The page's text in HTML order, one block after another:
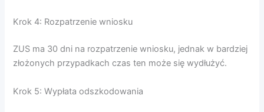
Krok 4: Rozpatrzenie wniosku
ZUS ma 30 dni na rozpatrzenie wniosku, jednak w bardziej
złożonych przypadkach czas ten może się wydłużyć.
Krok 5: Wypłata odszkodowania